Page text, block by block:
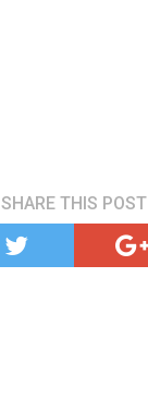
SHARE THIS POST